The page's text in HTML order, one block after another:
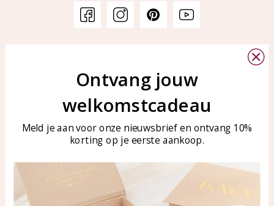
Veelgestelde vragen
Bellen of WhatsApp Ma-Vr
tussen 09:00-17:00
Tel: 0850003187
klantenservice@kayasierade
Producten KAYA Sieraden
Ontvang jouw
welkomstcadeau
Meld je aan voor onze nieuwsbrief en ontvang 10%
korting op je eerste aankoop.